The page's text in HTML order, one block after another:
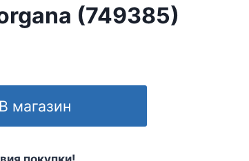
(749385)
В магазин